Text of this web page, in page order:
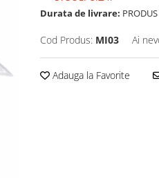
Durata de livrare:
Cod Produs: MI03 Ai
Adauga la Favorite